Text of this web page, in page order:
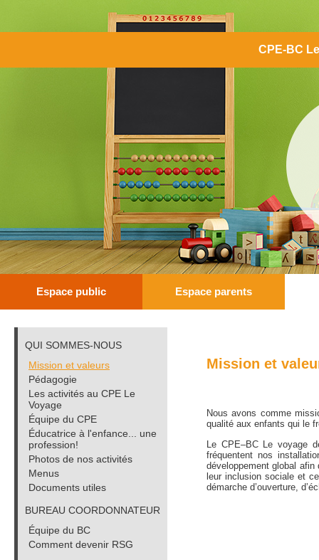
CPE-BC
Espace public Espace parents
QUI SOMMES-NOUS
Mission et valeurs
Pédagogie
Les activités au CPE Le
Voyage
Équipe du CPE
Éducatrice à l'enfance... une
profession!
Photos de nos activités
Menus
Documents utiles
BUREAU COORDONNATEUR
Équipe du BC
Comment devenir RSG
Mission et
Nous avons comme
qualité aux enfants qui le
Le CPE–BC Le voyage
fréquentent nos
développement global afin
leur inclusion socialeet
démarche d’ouverture,